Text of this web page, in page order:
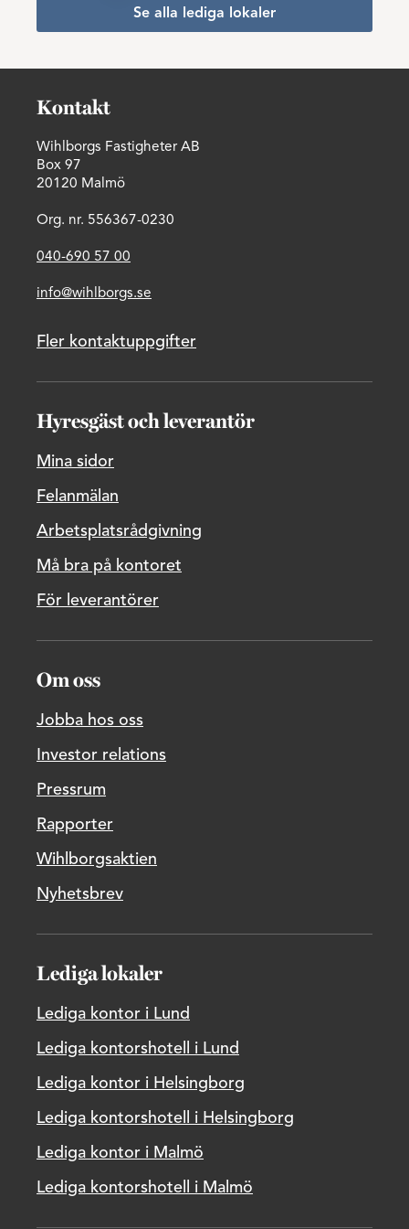
Se alla lediga lokaler
Kontakt
Wihlborgs Fastigheter AB
Box 97
20120 Malmö
Org. nr. 556367-0230
040-690 57 00
info@wihlborgs.se
Fler kontaktuppgifter
Hyresgäst och leverantör
Mina sidor
Felanmälan
Arbetsplatsrådgivning
Må bra på kontoret
För leverantörer
Om oss
Jobba hos oss
Investor relations
Pressrum
Rapporter
Wihlborgsaktien
Nyhetsbrev
Lediga lokaler
Lediga kontor i Lund
Lediga kontorshotell i Lund
Lediga kontor i Helsingborg
Lediga kontorshotell i Helsingborg
Lediga kontor i Malmö
Lediga kontorshotell i Malmö